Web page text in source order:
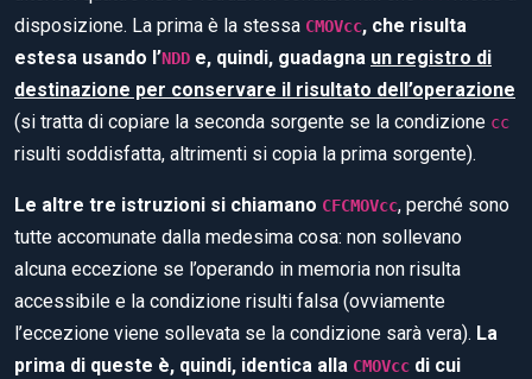
disposizione. La prima è la stessa CMOVcc, che risulta
estesa usando l’NDD e, quindi, guadagna un registro di
destinazione per conservare il risultato dell’operazione
(si tratta di copiare la seconda sorgente se la condizione cc
risulti soddisfatta, altrimenti si copia la prima sorgente).
Le altre tre istruzioni si chiamano CFCMOVcc, perché sono
tutte accomunate dalla medesima cosa: non sollevano
alcuna eccezione se l’operando in memoria non risulta
accessibile e la condizione risulti falsa (ovviamente
l’eccezione viene sollevata se la condizione sarà vera). La
prima di queste è, quindi, identica alla CMOVcc di cui